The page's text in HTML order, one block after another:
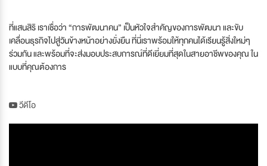
ที่แสนสิริ เราเชื่อว่า “การพัฒนาคน” เป็นหัวใจสำคัญของการพัฒนา และขับ
เคลื่อนธุรกิจไปสู่วันข้างหน้าอย่างยั่งยืน ที่นี่เราพร้อมให้ทุกคนได้เรียนรู้สิ่งใหม่ๆ
ร่วมกัน และพร้อมที่จะส่งมอบประสบการณ์ที่ดีเยี่ยมที่สุดในสายอาชีพของคุณ ใน
แบบที่คุณต้องการ
วีดีโอ